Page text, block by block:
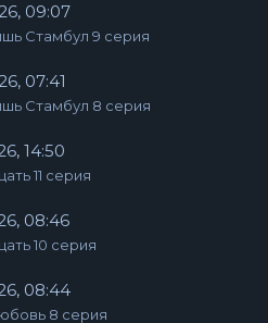
09:07
Стамбул 9 серия
07:41
Стамбул 8 серия
14:50
11 серия
08:46
10 серия
08:44
8 серия